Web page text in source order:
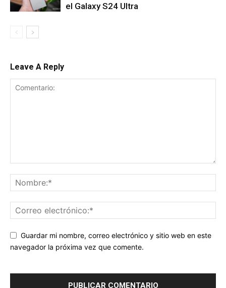
el Galaxy S24 Ultra
Leave A Reply
Guardar mi nombre, correo electrónico y sitio web en este
navegador la próxima vez que comente.